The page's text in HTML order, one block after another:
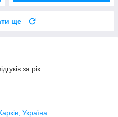
ще
за рік
Україна